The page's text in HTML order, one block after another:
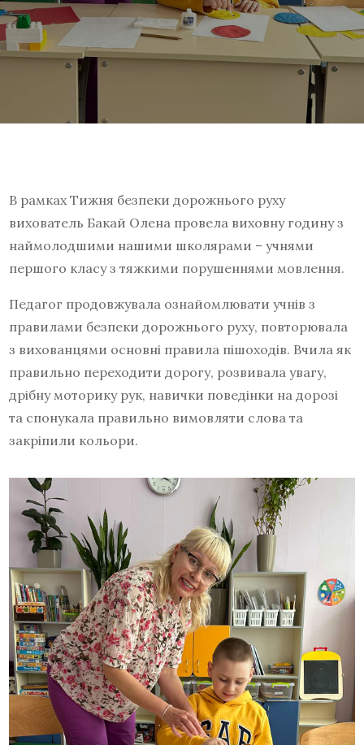
В рамках Тижня безпеки дорожнього руху
вихователь Бакай Олена провела виховну годину з
наймолодшими нашими школярами – учнями
першого класу з тяжкими порушеннями мовлення.
Педагог продовжувала ознайомлювати учнів з
правилами безпеки дорожнього руху, повторювала
з вихованцями основні правила пішоходів. Вчила як
правильно переходити дорогу, розвивала увагу,
дрібну моторику рук, навички поведінки на дорозі
та спонукала правильно вимовляти слова та
закріпили кольори.